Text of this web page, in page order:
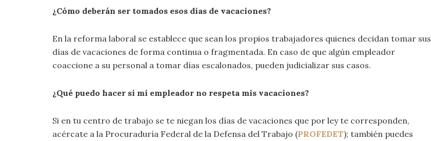
¿Cómo deberán ser tomados esos días de vacaciones?
En la reforma laboral se establece que sean los propios trabajadores quienes decidan tomar sus
días de vacaciones de forma continua o fragmentada. En caso de que algún empleador
coaccione a su personal a tomar días escalonados, pueden judicializar sus casos.
¿Qué puedo hacer si mi empleador no respeta mis vacaciones?
Si en tu centro de trabajo se te niegan los días de vacaciones que por ley te corresponden,
acércate a la Procuraduría Federal de la Defensa del Trabajo (PROFEDET); también puedes